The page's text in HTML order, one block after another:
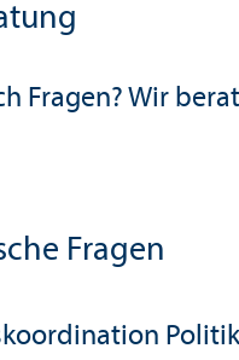
Fragen? Wir
Fragen